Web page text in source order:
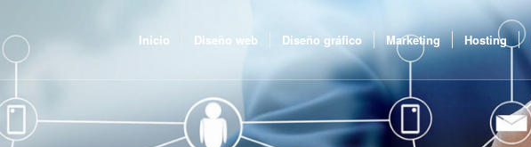
Inicio Diseño web Diseño gráfico Marketing Hosting